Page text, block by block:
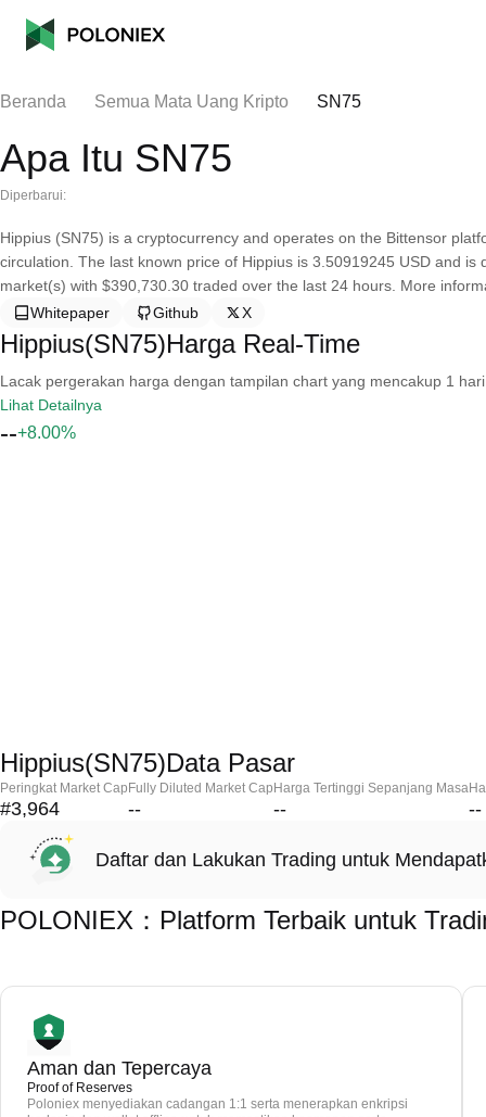
Beranda Semua Mata Uang Kripto SN75
Apa Itu SN75
Diperbarui:
Hippius (SN75) is a cryptocurrency and operates on the Bittensor
circulation. The last known price of Hippius is 3.50919245 USD and
market(s) with $390,730.30 traded over the last 24 hours. More
Whitepaper
Github X
Hippius(SN75)Harga Real-Time
Lacak pergerakan harga dengan tampilan chart yang mencakup 1
Lihat Detailnya
--+8.00%
Hippius(SN75)Data Pasar
Peringkat Market Cap
#3,964
Fully Diluted Market Cap
--
Harga Tertinggi Sepanjang Masa
-- --
Daftar dan Lakukan Trading untuk
POLONIEX：Platform Terbaik untuk
Aman dan Tepercaya
Proof of Reserves
Poloniex menyediakan cadangan 1:1 serta menerapkan enkripsi